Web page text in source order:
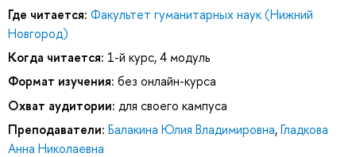
Где читается: Факультет гуманитарных наук (Нижний
Новгород)
Когда читается: 1-й курс, 4 модуль
Формат изучения: без онлайн-курса
Охват аудитории: для своего кампуса
Преподаватели: Балакина Юлия Владимировна,Гладкова
Анна Николаевна